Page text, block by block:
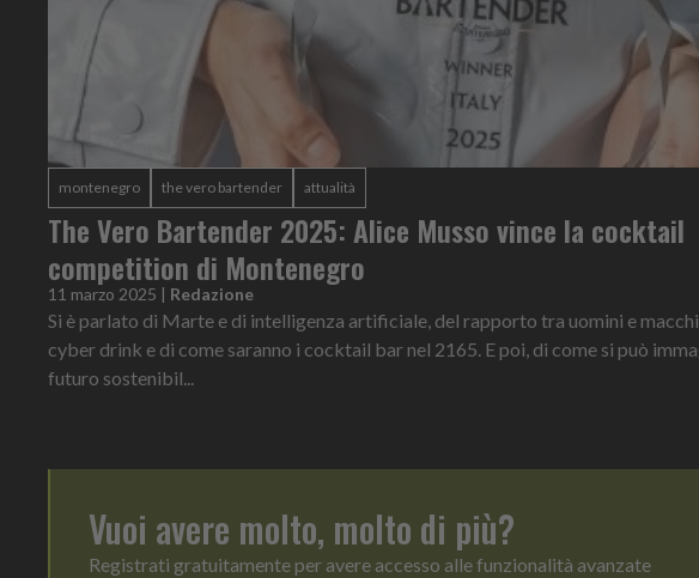
montenegro the vero bartender attualità
The Vero Bartender 2025: Alice Musso vince la cocktail
competition di Montenegro
11 marzo 2025 | Redazione
Si è parlato di Marte e di intelligenza artificiale, del rapporto tra uomini e
cyber drink e di come saranno i cocktail bar nel 2165. E poi, di come si può
futuro sostenibil...
Vuoi avere molto, molto di più?
Registrati gratuitamente per avere accesso alle funzionalità avanzate